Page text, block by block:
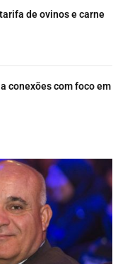
de ovinos e carne
conexões com foco em